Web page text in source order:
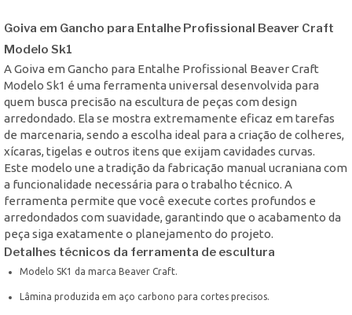
Goiva em Gancho para Entalhe Profissional Beaver Craft
Modelo Sk1
A Goiva em Gancho para Entalhe Profissional Beaver Craft
Modelo Sk1 é uma ferramenta universal desenvolvida para
quem busca precisão na escultura de peças com design
arredondado. Ela se mostra extremamente eficaz em tarefas
de marcenaria, sendo a escolha ideal para a criação de colheres,
xícaras, tigelas e outros itens que exijam cavidades curvas.
Este modelo une a tradição da fabricação manual ucraniana com
a funcionalidade necessária para o trabalho técnico. A
ferramenta permite que você execute cortes profundos e
arredondados com suavidade, garantindo que o acabamento da
peça siga exatamente o planejamento do projeto.
Detalhes técnicos da ferramenta de escultura
Modelo SK1 da marca Beaver Craft.
Lâmina produzida em aço carbono para cortes precisos.